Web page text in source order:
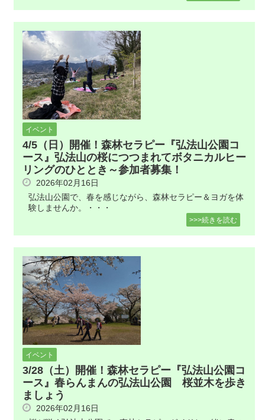
イベント
4/5（日）開催！森林セラピー『弘法山公園コ
ース』弘法山の桜につつまれてボタニカルヒー
リングのひととき～参加者募集！
2026年02月16日
弘法山公園で、春を感じながら、森林セラピー＆ヨガを体
験しませんか。・・・
>>>続きを読む
イベント
3/28（土）開催！森林セラピー『弘法山公園コ
ース』春らんまんの弘法山公園 桜並木を歩き
ましょう
2026年02月16日